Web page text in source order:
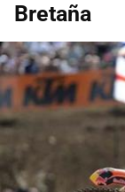
Bretaña